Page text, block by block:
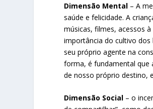
Dimensão Mental – A
saúde e felicidade. A
músicas, filmes, acessos
importância do cultivo dos
seu próprio agente na
forma, é fundamental que
de nosso próprio destino,
Dimensão Social – o